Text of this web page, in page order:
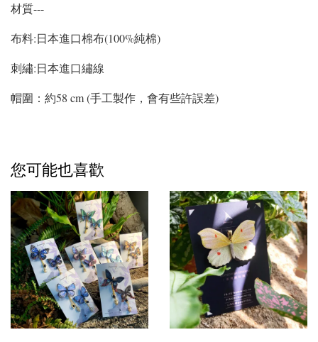
材質---
布料:日本進口棉布(100%純棉)
刺繡:日本進口繡線
帽圍：約58 cm (手工製作，會有些許誤差)
您可能也喜歡